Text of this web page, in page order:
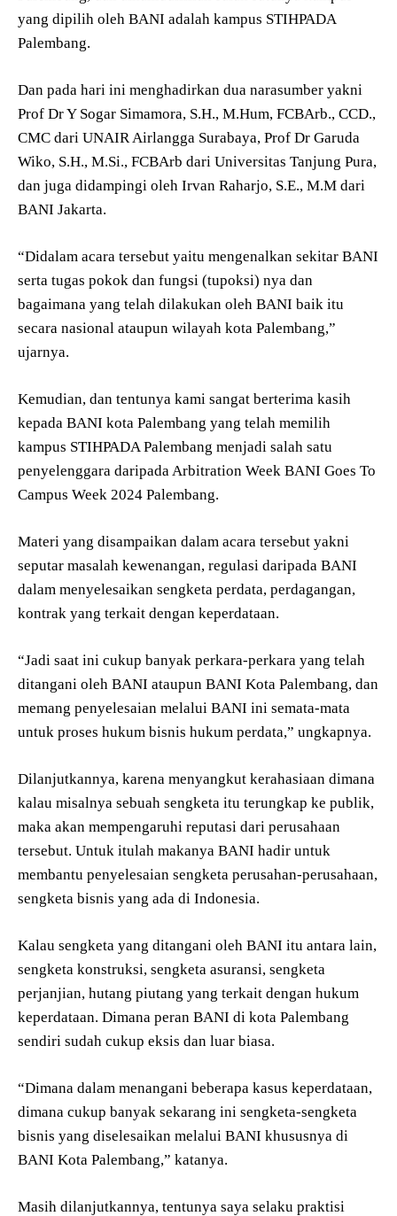
yang dipilih oleh BANI adalah kampus STIHPADA
Palembang.
Dan pada hari ini menghadirkan dua narasumber yakni
Prof Dr Y Sogar Simamora, S.H., M.Hum, FCBArb., CCD.,
CMC dari UNAIR Airlangga Surabaya, Prof Dr Garuda
Wiko, S.H., M.Si., FCBArb dari Universitas Tanjung Pura,
dan juga didampingi oleh Irvan Raharjo, S.E., M.M dari
BANI Jakarta.
“Didalam acara tersebut yaitu mengenalkan sekitar BANI
serta tugas pokok dan fungsi (tupoksi) nya dan
bagaimana yang telah dilakukan oleh BANI baik itu
secara nasional ataupun wilayah kota Palembang,”
ujarnya.
Kemudian, dan tentunya kami sangat berterima kasih
kepada BANI kota Palembang yang telah memilih
kampus STIHPADA Palembang menjadi salah satu
penyelenggara daripada Arbitration Week BANI Goes To
Campus Week 2024 Palembang.
Materi yang disampaikan dalam acara tersebut yakni
seputar masalah kewenangan, regulasi daripada BANI
dalam menyelesaikan sengketa perdata, perdagangan,
kontrak yang terkait dengan keperdataan.
“Jadi saat ini cukup banyak perkara-perkara yang telah
ditangani oleh BANI ataupun BANI Kota Palembang, dan
memang penyelesaian melalui BANI ini semata-mata
untuk proses hukum bisnis hukum perdata,” ungkapnya.
Dilanjutkannya, karena menyangkut kerahasiaan dimana
kalau misalnya sebuah sengketa itu terungkap ke publik,
maka akan mempengaruhi reputasi dari perusahaan
tersebut. Untuk itulah makanya BANI hadir untuk
membantu penyelesaian sengketa perusahan-perusahaan,
sengketa bisnis yang ada di Indonesia.
Kalau sengketa yang ditangani oleh BANI itu antara lain,
sengketa konstruksi, sengketa asuransi, sengketa
perjanjian, hutang piutang yang terkait dengan hukum
keperdataan. Dimana peran BANI di kota Palembang
sendiri sudah cukup eksis dan luar biasa.
“Dimana dalam menangani beberapa kasus keperdataan,
dimana cukup banyak sekarang ini sengketa-sengketa
bisnis yang diselesaikan melalui BANI khususnya di
BANI Kota Palembang,” katanya.
Masih dilanjutkannya, tentunya saya selaku praktisi